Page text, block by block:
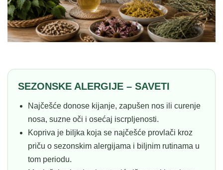
SEZONSKE ALERGIJE – SAVETI
Najčešće donose kijanje, zapušen nos ili curenje
nosa, suzne oči i osećaj iscrpljenosti.
Kopriva je biljka koja se najčešće provlači kroz
priču o sezonskim alergijama i biljnim rutinama u
tom periodu.